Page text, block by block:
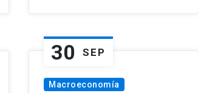
30 SEP
Macroeconomía